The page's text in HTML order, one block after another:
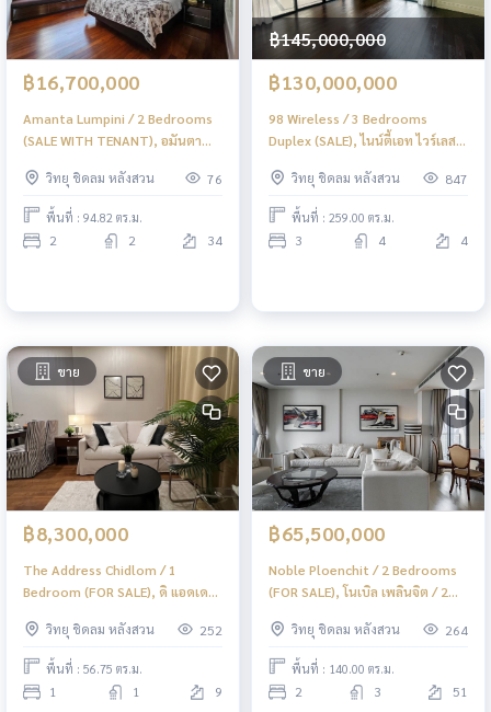
฿16,700,000
Amanta Lumpini / 2 Bedrooms
(SALE WITH TENANT), อมันตา
เช่า) NES002
วิทยุ ชิดลม หลังสวน 76
พื้นที่ : 94.82 ตร.ม.
2 2 34
฿145,000,000
฿130,000,000
98 Wireless / 3 Bedrooms
Duplex (SALE), ไนน์ตี้เอท ไวร์เลส /
วิทยุ ชิดลม หลังสวน
847
พื้นที่ : 259.00 ตร.ม.
3 4 4
ขาย
฿8,300,000
The Address Chidlom / 1
Bedroom (FOR SALE), ดิ แอดเดรส
วิทยุ ชิดลม หลังสวน
252
พื้นที่ : 56.75 ตร.ม.
1 1 9
ขาย
฿65,500,000
Noble Ploenchit / 2 Bedrooms
(FOR SALE), โนเบิล เพลินจิต / 2
วิทยุ ชิดลม หลังสวน
264
พื้นที่ : 140.00 ตร.ม.
2 3 51